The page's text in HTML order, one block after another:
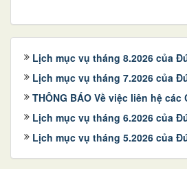
Lịch mục vụ tháng 8.2026 của
Lịch mục vụ tháng 7.2026 của
THÔNG BÁO Về việc liên hệ các
Lịch mục vụ tháng 6.2026 của
Lịch mục vụ tháng 5.2026 của